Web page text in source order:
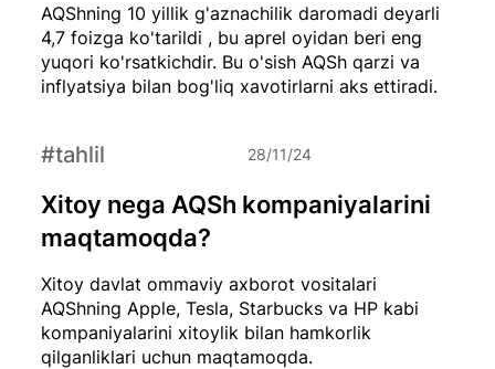
AQShning 10 yillik g'aznachilik daromadi deyarli
4,7 foizga ko'tarildi , bu aprel oyidan beri eng
yuqori ko'rsatkichdir. Bu o'sish AQSh qarzi va
inflyatsiya bilan bog'liq xavotirlarni aks ettiradi.
Xitoy davlat ommaviy axborot vositalari
AQShning Apple, Tesla, Starbucks va HP kabi
kompaniyalarini xitoylik bilan hamkorlik
qilganliklari uchun maqtamoqda.
Xitoy nega AQSh kompaniyalarini
maqtamoqda?
#tahlil 28/11/24